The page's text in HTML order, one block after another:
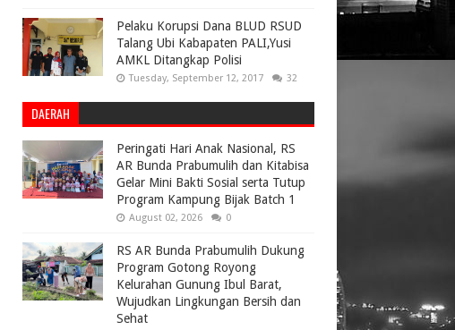
Pelaku Korupsi Dana BLUD RSUD
Talang Ubi Kabapaten PALI,Yusi
AMKL Ditangkap Polisi
Tuesday, September 12, 2017 32
DAERAH
Peringati Hari Anak Nasional, RS
AR Bunda Prabumulih dan Kitabisa
Gelar Mini Bakti Sosial serta Tutup
Program Kampung Bijak Batch 1
August 02, 2026 0
RS AR Bunda Prabumulih Dukung
Program Gotong Royong
Kelurahan Gunung Ibul Barat,
Wujudkan Lingkungan Bersih dan
Sehat